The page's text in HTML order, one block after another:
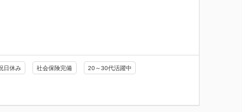
日休み 社会保険完備 20～30代活躍中